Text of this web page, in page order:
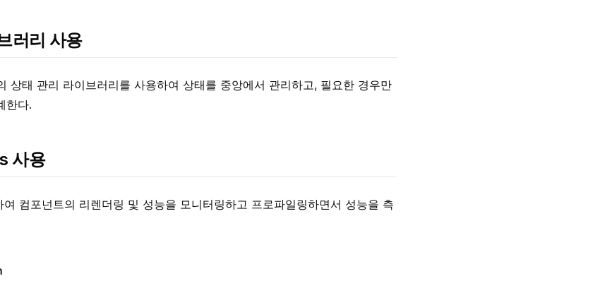
러리 사용
상태 관리 라이브러리를 사용하여 상태를 중앙에서 관리하고, 필요한 경우만
한다.
사용
여 컴포넌트의 리렌더링 및 성능을 모니터링하고 프로파일링하면서 성능을 측